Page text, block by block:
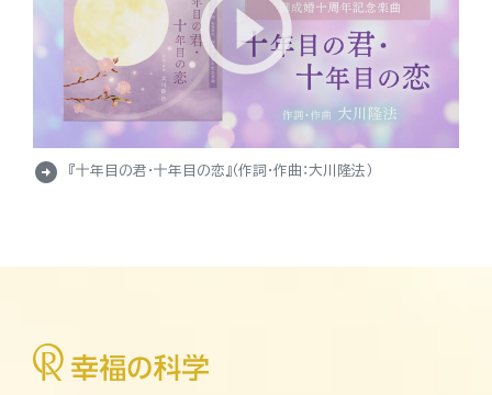
arrow_circle_right 『十年目の君・十年目の恋』（作詞・作曲：大川隆法）